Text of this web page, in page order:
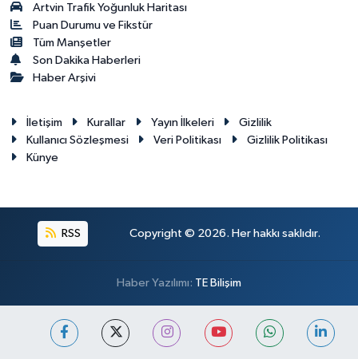
Artvin Trafik Yoğunluk Haritası
Puan Durumu ve Fikstür
Tüm Manşetler
Son Dakika Haberleri
Haber Arşivi
İletişim Kurallar Yayın İlkeleri
Gizlilik
Kullanıcı Sözleşmesi
Veri Politikası
Gizlilik Politikası
Künye
RSS Copyright © 2026. Her hakkı saklıdır.
Haber Yazılımı: TE Bilişim